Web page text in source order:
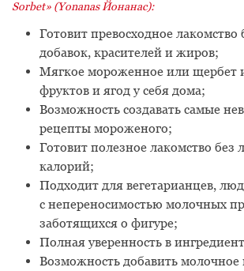
Sorbet» (Yonanas Йонанас):
Готовит превосходное лакомство
добавок, красителей и жиров;
Мягкое мороженное или щербет
фруктов и ягод у себя дома;
Возможность создавать самые
рецепты мороженого;
Готовит полезное лакомство без
калорий;
Подходит для вегетарианцев,
с непереносимостью молочных
заботящихся о фигуре;
Полная уверенность в
Возможность добавить молочное